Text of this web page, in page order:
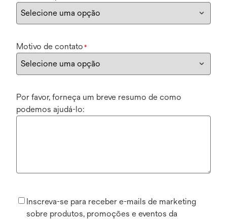
Motivo de contato *
Por favor, forneça um breve resumo de como
podemos ajudá-lo:
Inscreva-se para receber e-mails de marketing
sobre produtos, promoções e eventos da